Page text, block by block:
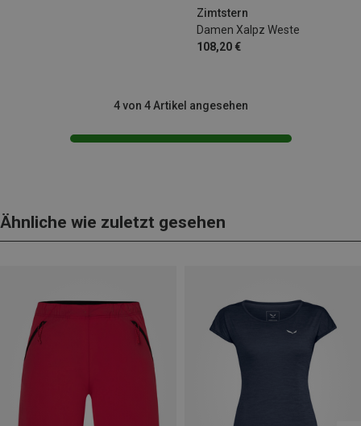
Zimtstern
Damen Xalpz Weste
108,20 €
4 von 4 Artikel angesehen
Ähnliche wie zuletzt gesehen